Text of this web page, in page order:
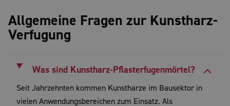
Allgemeine Fragen zur Kunstharz-
Verfugung
Was sind Kunstharz-Pflasterfugenmörtel?
Seit Jahrzehnten kommen Kunstharze im Bausektor in
vielen Anwendungsbereichen zum Einsatz. Als